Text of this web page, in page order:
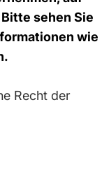
sehen Sie
wie
Recht der